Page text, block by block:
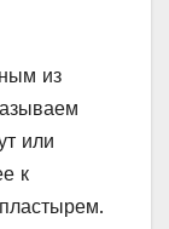
из
или
к